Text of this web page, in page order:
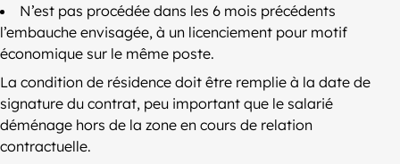
N’est pas procédée dans les 6 mois précédents
l’embauche envisagée, à un licenciement pour motif
économique sur le même poste.
La condition de résidence doit être remplie à la date de
signature du contrat, peu important que le salarié
déménage hors de la zone en cours de relation
contractuelle.